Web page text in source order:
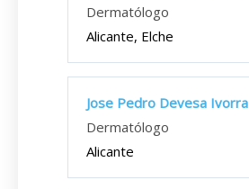
Dermatólogo
Alicante, Elche
Jose Pedro Devesa Ivorra
Dermatólogo
Alicante